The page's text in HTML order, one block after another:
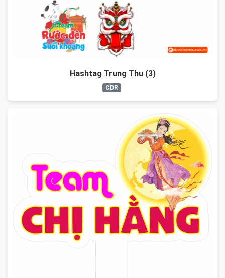
Hashtag Trung Thu (3)
CDR